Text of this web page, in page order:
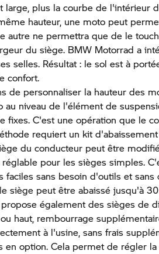
large, plus la courbe de l'intérieur
hauteur, une moto peut
autre ne permettra que de le
du siège. BMW Motorrad a
selles. Résultat : le sol est à
confort.
de personnaliser la hauteur des
au niveau de l'élément de
fixes. C'est une opération que le
requiert un kit
du conducteur peut être
pour les sièges simples.
faciles sans besoin d'outils et
siège peut être abaissé jusqu'à
également des sièges de
haut, rembourrage
à l'usine, sans frais
en option. Cela permet de régler